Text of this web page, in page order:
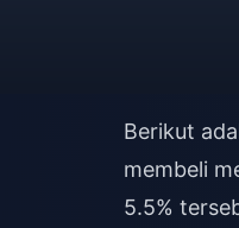
Berikut
membeli
5.5%